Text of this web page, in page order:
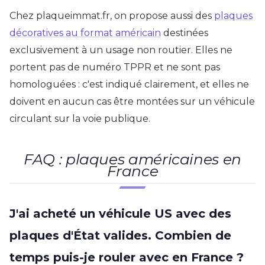
Chez plaqueimmat.fr, on propose aussi des plaques
décoratives au format américain destinées
exclusivement à un usage non routier. Elles ne
portent pas de numéro TPPR et ne sont pas
homologuées : c'est indiqué clairement, et elles ne
doivent en aucun cas être montées sur un véhicule
circulant sur la voie publique.
FAQ : plaques américaines en
France
J'ai acheté un véhicule US avec des
plaques d'État valides. Combien de
temps puis-je rouler avec en France ?